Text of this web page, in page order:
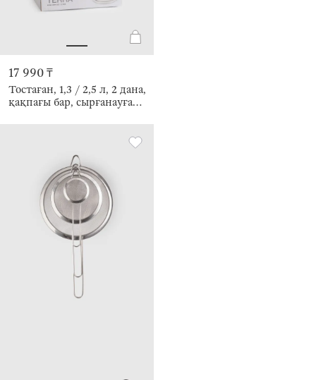
17 990 ₸
Тостаған, 1,3 / 2,5 л, 2 дана,
қақпағы бар, сырғанауға